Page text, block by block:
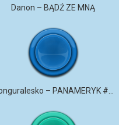
Danon – BĄDŹ ZE MNĄ